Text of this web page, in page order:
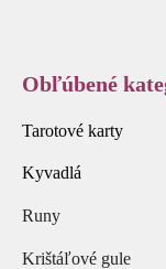
Obľúbené
Tarotové karty
Kyvadlá
Runy
Krištáľové gule